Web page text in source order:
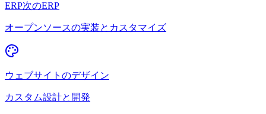
ERP次のERP
オープンソースの実装とカスタマイズ
ウェブサイトのデザイン
カスタム設計と開発